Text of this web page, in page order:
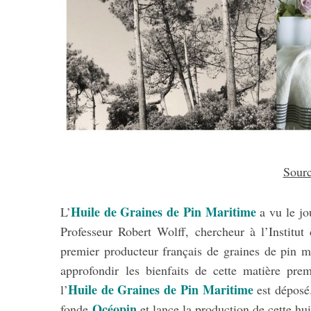
L’Huile de Graines de Pin Maritimea vu le
Professeur Robert Wolff, chercheur à
premier producteur français de graines de pin
approfondir les bienfaits de cette matière
l’Huile de Graines de Pin Maritimeest